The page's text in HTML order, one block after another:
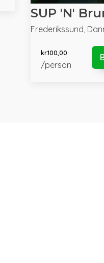
SUP 'N'
Frederikssund,
kr.100,00
/person